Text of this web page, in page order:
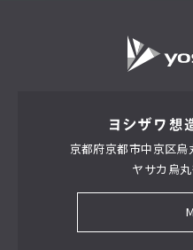
京都府京都市中京区烏
ヤサカ烏